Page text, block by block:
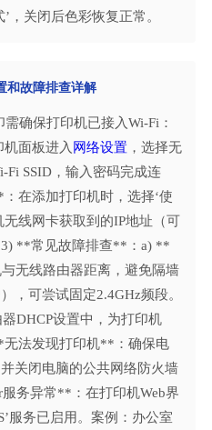
，关闭后色彩恢复正常。
和故障排查详解
确保打印机已接入Wi-Fi：
面板进入 网络设置，选择无
SSID，输入密码完成连
在添加打印机时，选择‘使
无线网卡获取到的IP地址（可
**常见故障排查**：a) **
无线路由器距离，避免隔墙
，可尝试固定2.4GHz频段。
DHCP设置中，为打印机
法发现打印机**：确保电
关闭电脑的公共网络防火墙
务异常**：在打印机Web界
服务已启用。案例：办公室